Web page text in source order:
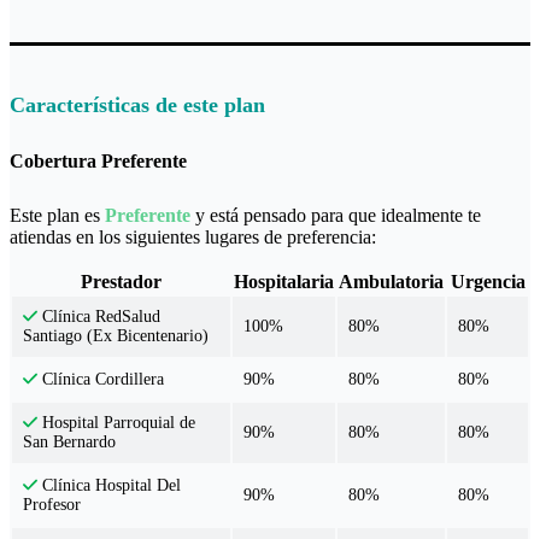
Características de este plan
Cobertura Preferente
Este plan es Preferente y está pensado para que idealmente te
atiendas en los siguientes lugares de preferencia:
Prestador Hospitalaria Ambulatoria Urgencia
Clínica RedSalud
Santiago (Ex Bicentenario)
100% 80% 80%
Clínica Cordillera 90% 80% 80%
Hospital Parroquial de
San Bernardo
90% 80% 80%
Clínica Hospital Del
Profesor
90% 80% 80%